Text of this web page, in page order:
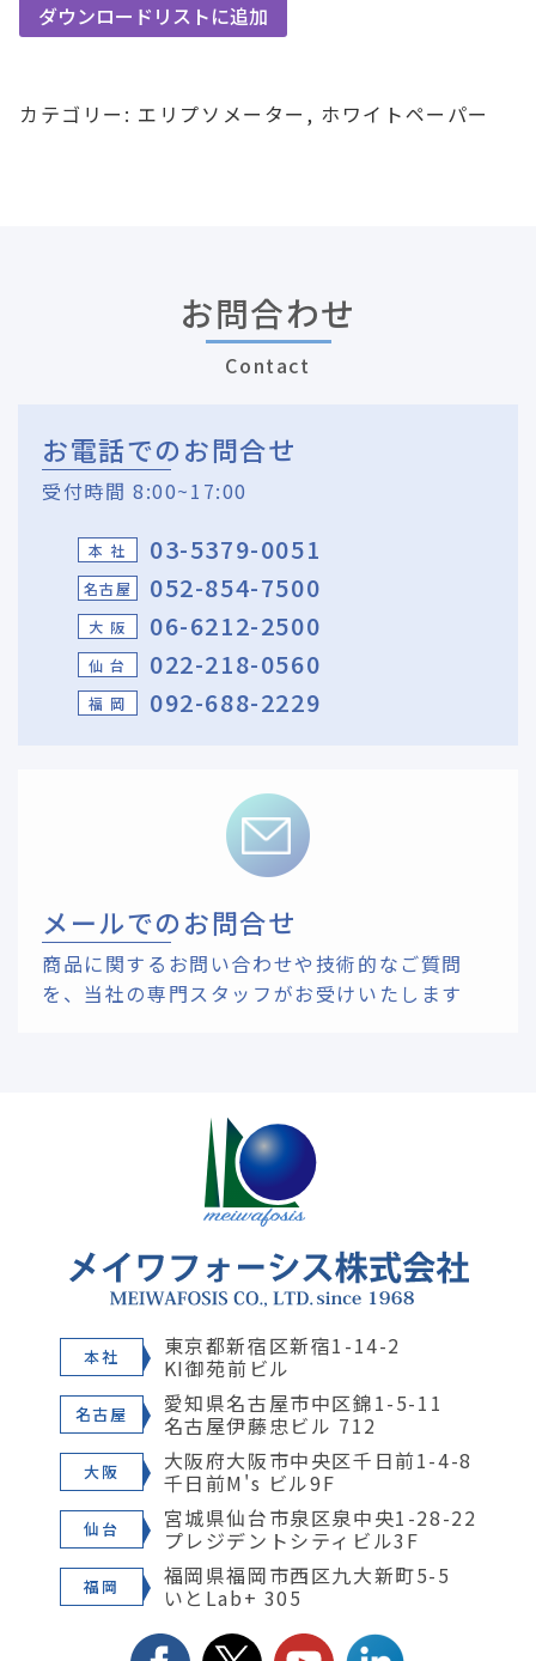
ダウンロードリストに追加
カテゴリー: エリプソメーター , ホワイトペーパー
お問合わせ
Contact
お電話でのお問合せ
受付時間 8:00~17:00
本 社 03-5379-0051
名古屋 052-854-7500
大 阪 06-6212-2500
仙 台 022-218-0560
福 岡 092-688-2229
メールでのお問合せ
商品に関するお問い合わせや技術的なご質問
を、 当社の専門スタッフがお受けいたします
本社 東京都新宿区新宿1-14-2
KI御苑前ビル
名古屋 愛知県名古屋市中区錦1-5-11
名古屋伊藤忠ビル 712
大阪 大阪府大阪市中央区千日前1-4-8
千日前M's ビル9F
仙台 宮城県仙台市泉区泉中央1-28-22
プレジデントシティビル3F
福岡 福岡県福岡市西区九大新町5-5
いとLab+ 305